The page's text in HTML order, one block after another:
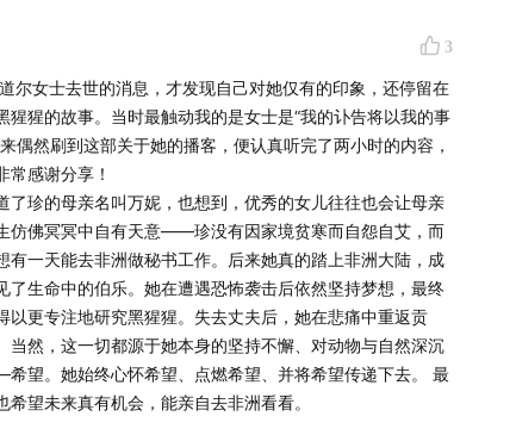
3
尔女士去世的消息，才发现自己对她仅有的印象，还停留在
猩猩的故事。当时最触动我的是女士是“我的讣告将以我的事
偶然刷到这部关于她的播客，便认真听完了两小时的内容，
常感谢分享！
了珍的母亲名叫万妮，也想到，优秀的女儿往往也会让母亲
仿佛冥冥中自有天意——珍没有因家境贫寒而自怨自艾，而
有一天能去非洲做秘书工作。后来她真的踏上非洲大陆，成
了生命中的伯乐。她在遭遇恐怖袭击后依然坚持梦想，最终
以更专注地研究黑猩猩。失去丈夫后，她在悲痛中重返贡
当然，这一切都源于她本身的坚持不懈、对动物与自然深沉
望。她始终心怀希望、点燃希望、并将希望传递下去。 最
望未来真有机会，能亲自去非洲看看。